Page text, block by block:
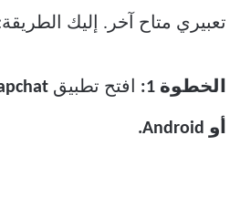
تعبيري متاح آخر. إليك
الخطوة 1: افتح تطبيق
أو Android.